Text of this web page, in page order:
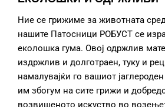
Ние се грижиме за животната
нашите Патосници РОБУСТ се
еколошка гума. Овој одржлив
издржлив и долготраен, туку и
намалувајќи го вашиот
им збогум на сите грижи и
возвишеното искуство во